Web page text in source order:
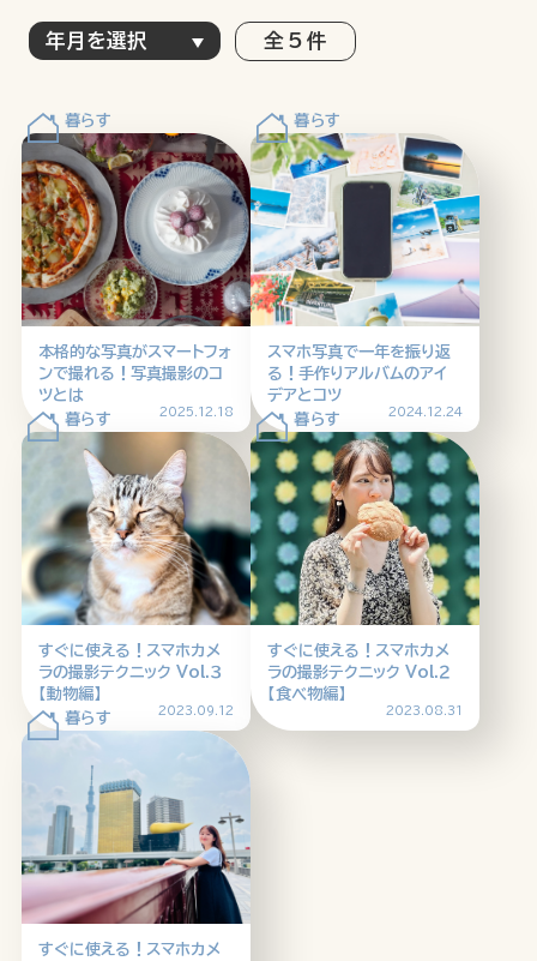
考える
特集記事 連載 アサヒの人 歴史
夏のビール特集2025 ビール
お酒との付き合い方 ウイスキー
大阪・関西万博 浅草特集2025
おでかけ 池波正太郎 浅草 レシピ
みんなで乾杯 アサヒのひと図鑑
特別なおやつ時間 エノテカ ノンアル
HOME ABOUT ARTICLE
公式Xアカウント
全 5 件
本格的な写真がスマートフォ
ンで撮れる！写真撮影のコ
ツとは
2025.12.18
スマホ写真で一年を振り返
る！手作りアルバムのアイ
デアとコツ
2024.12.24
すぐに使える！スマホカメ
ラの撮影テクニック Vol.３
【動物編】
2023.09.12
すぐに使える！スマホカメ
ラの撮影テクニック Vol.２
【食べ物編】
2023.08.31
すぐに使える！スマホカメ